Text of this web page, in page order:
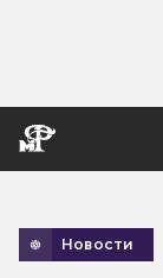
Новости